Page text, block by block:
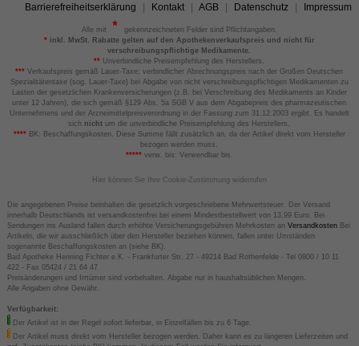
Barrierefreiheitserklärung Kontakt AGB Datenschutz Impressum
Alle mit
gekennzeichneten Felder sind Pflichtangaben.
*inkl. MwSt. Rabatte gelten auf den Apothekenverkaufspreis und nicht für
verschreibungspflichtige Medikamente.
** Unverbindliche Preisempfehlung des Herstellers.
*** Verkaufspreis gemäß Lauer-Taxe; verbindlicher Abrechnungspreis nach der Großen Deutschen
Spezialitätentaxe (sog. Lauer-Taxe) bei Abgabe von nicht verschreibungspflichtigen Medikamenten zu
Lasten der gesetzlichen Krankenversicherungen (z.B. bei Verschreibung des Medikaments an Kinder
unter 12 Jahren), die sich gemäß §129 Abs. 5a SGB V aus dem Abgabepreis des pharmazeutischen
Unternehmens und der Arzneimittelpreisverordnung in der Fassung zum 31.12.2003 ergibt. Es handelt
sich nicht um die unverbindliche Preisempfehlung des Herstellers.
****BK: Beschaffungskosten. Diese Summe fällt zusätzlich an, da der Artikel direkt vom Hersteller
bezogen werden muss.
*****verw. bis: Verwendbar bis.
Hier können Sie Ihre Cookie-Zustimmung widerrufen
Die angegebenen Preise beinhalten die gesetzlich vorgeschriebene Mehrwertsteuer. Der Versand
innerhalb Deutschlands ist versandkostenfrei bei einem Mindestbestellwert von 13,99 Euro. Bei
Sendungen ins Ausland fallen durch erhöhte Versicherungsgebühren Mehrkosten an VersandkostenBei
Artikeln, die wir ausschließlich über den Hersteller beziehen können, fallen unter Umständen
sogenannte Beschaffungskosten an (siehe BK).
Bad Apotheke Henning Fichter e.K. - Frankfurter Str. 27 - 49214 Bad Rothenfelde - Tel 0800 / 10 11
422 - Fax 05424 / 21 64 47
Preisänderungen und Irrtümer sind vorbehalten. Abgabe nur in haushaltsüblichen Mengen.
Alle Angaben ohne Gewähr.
Verfügbarkeit:
Der Artikel ist in der Regel sofort lieferbar, in Einzelfällen bis zu 6 Tage.
Der Artikel muss direkt vom Hersteller bezogen werden. Daher kann es zu längeren Lieferzeiten und